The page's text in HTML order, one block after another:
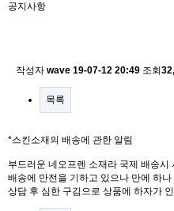
공지사항
작성자 wave 19-07-12 20:49 조회
목록
*스킨소재의 배송에 관한 알림
부드러운 네오프렌 소재라 국제 배송
배송에 만전을 기하고 있으나 만에 하
상담 후 심한 구김으로 상품에 하자가